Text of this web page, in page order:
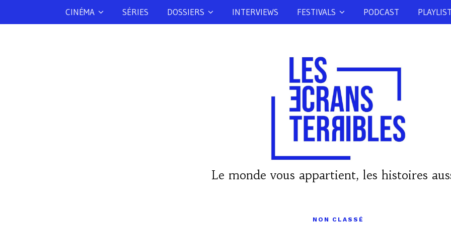
CINÉMA SÉRIES DOSSIERS INTERVIEWS FESTIVALS PODCAST
Le monde vous appartient, les histoires
NON CLASSÉ